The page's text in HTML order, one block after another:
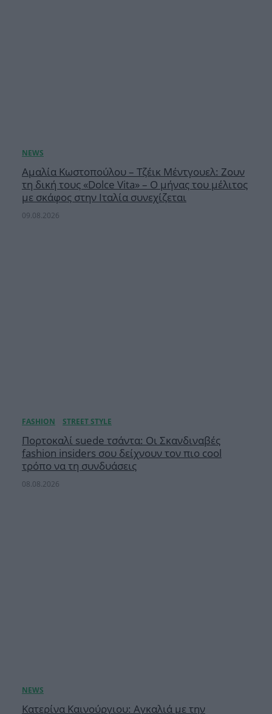
Αμαλία Κωστοπούλου – Τζέικ Μέντγουελ: Ζουν
τη δική τους «Dolce Vita» – Ο μήνας του μέλιτος
με σκάφος στην Ιταλία συνεχίζεται
09.08.2026
Πορτοκαλί suede τσάντα: Oι Σκανδιναβές
fashion insiders σου δείχνουν τον πιο cool
τρόπο να τη συνδυάσεις
08.08.2026
Κατερίνα Καινούργιου: Αγκαλιά με την